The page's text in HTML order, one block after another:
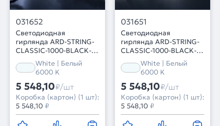
031652
Светодиодная
гирлянда ARD-STRING-
CLASSIC-1000-BLACK-
100LED-MILK-PULSE
White (230V, 7W)
(Ardecoled, IP65, 1 год)
White | Белый
6000 K
5 548,10₽/шт
Коробка (картон) (1 шт):
5 548,10 ₽
031651
Светодиодная
гирлянда ARD-STRING-
CLASSIC-1000-BLACK-
100LED-PULSE White
(230V, 7W) (Ardecoled,
IP65, 1 год)
White | Белый
6000 K
5 548,10₽/шт
Коробка (картон) (1 шт):
5 548,10 ₽